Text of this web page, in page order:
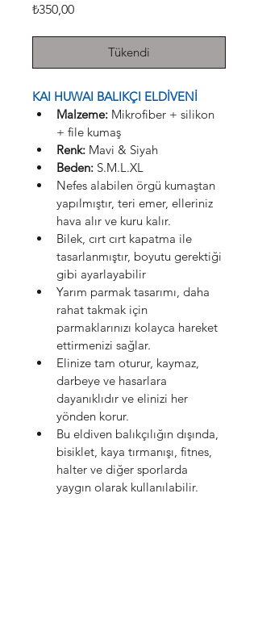
₺350,00Fiyat
Tükendi
KAI HUWAI BALIKÇI ELDİVENİ
Malzeme: Mikrofiber + silikon
+ file kumaş
Renk: Mavi & Siyah
Beden: S.M.L.XL
Nefes alabilen örgü kumaştan
yapılmıştır, teri emer, elleriniz
hava alır ve kuru kalır.
Bilek, cırt cırt kapatma ile
tasarlanmıştır, boyutu gerektiği
gibi ayarlayabilir
Yarım parmak tasarımı, daha
rahat takmak için
parmaklarınızı kolayca hareket
ettirmenizi sağlar.
Elinize tam oturur, kaymaz,
darbeye ve hasarlara
dayanıklıdır ve elinizi her
yönden korur.
Bu eldiven balıkçılığın dışında,
bisiklet, kaya tırmanışı, fitnes,
halter ve diğer sporlarda
yaygın olarak kullanılabilir.